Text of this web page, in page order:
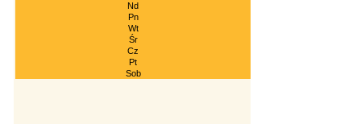
Nd
Pn
Wt
Śr
Cz
Pt
Sob